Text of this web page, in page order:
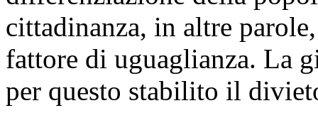
cittadinanza, in altre
fattore di uguaglianza. La
per questo stabilito il